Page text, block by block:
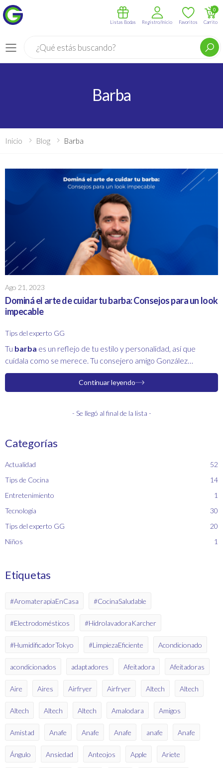
Menú
Listas Bodas Registro/Inicio Favoritos Carrito
0
Barba
Inicio Blog Barba
Ago 21, 2023
Dominá el arte de cuidar tu barba: Consejos para un look
impecable
Tips del experto GG
Tu barba es un reflejo de tu estilo y personalidad, así que
cuídala como se merece. Tu consejero amigo González
Giménez, te acompaña en tu viaje hacia una barba impecable,
ofreciéndote los productos adecuados para mantener tu look
Continuar leyendo
- Se llegó al final de la lista -
Categorías
Actualidad
52
Tips de Cocina
14
Entretenimiento
1
Tecnología
30
Tips del experto GG
20
Niños
1
Etiquetas
#AromaterapiaEnCasa #CocinaSaludable
#Electrodomésticos #HidrolavadoraKarcher
#HumidificadorTokyo #LimpiezaEficiente Acondicionado
acondicionados adaptadores Afeitadora Afeitadoras
Aire Aires Airfryer Airfryer Altech Altech
Altech Altech Altech Amalodara Amigos
Amistad Anafe Anafe Anafe anafe Anafe
Ángulo Ansiedad Anteojos Apple Ariete